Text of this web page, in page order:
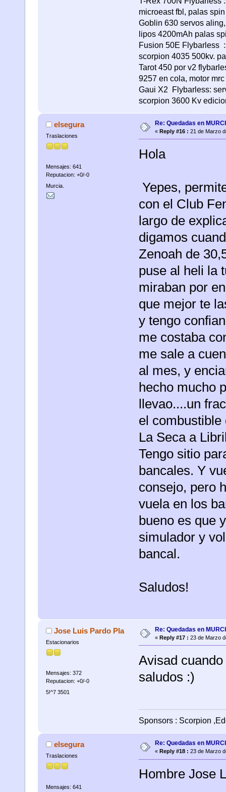
microeast fbl, palas
Goblin 630 servos
lipos 4200mAh palas
Fusion 50E Flybarless
scorpion 4035 500kv.
Tarot 450 por v2
9257 en cola, motor
Gaui X2 Flybarless:
scorpion 3600 Kv
elsegura
Traslaciones
Mensajes: 641
Reputacion: +0/-0
Murcia.
Re: Quedadas en
« Reply #16 : 21 de Marzo
Hola
Yepes,
con el Club
largo de
digamos
Zenoah de
puse al heli la
miraban por
que mejor te
y tengo
me costaba
me sale a
al mes, y
hecho mucho
llevao....un
el combustible
La Seca a
Tengo sitio
bancales. Y
consejo, pero
vuela en los
bueno es que
simulador y
bancal.
Saludos!
Jose Luis Pardo Pla
Estacionarios
Mensajes: 372
Reputacion: +0/-0
5!^7 3501
Re: Quedadas en
« Reply #17 : 23 de Marzo
Avisad
saludos :)
Sponsors : Scorpion
elsegura
Traslaciones
Mensajes: 641
Re: Quedadas en
« Reply #18 : 23 de Marzo
Hombre Jose